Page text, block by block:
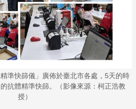
準快篩儀」廣佈於臺北市各處，5天的時
抗體精準快篩。（影像來源：柯正浩教
授）